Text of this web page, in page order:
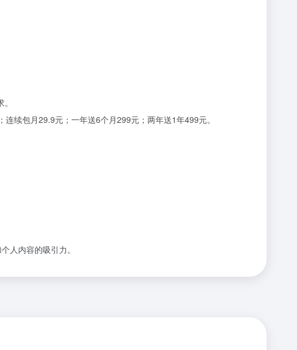
续包月29.9元；一年送6个月299元；两年送1年499元。
人内容的吸引力。